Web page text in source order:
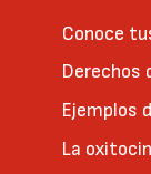
Conoce
Derechos
Ejemplos
La